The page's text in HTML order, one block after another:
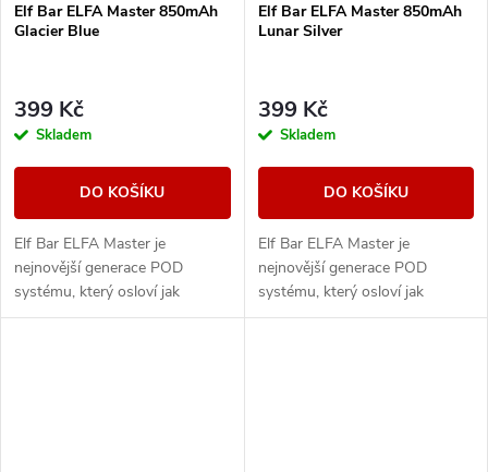
Elf Bar ELFA Master 850mAh
Glacier Blue
399 Kč
Skladem
DO KOŠÍKU
Elf Bar ELFA Master je
nejnovější generace POD
systému, který osloví jak
milovníky předplněných
Elf Bar ELFA Master 850mAh
Lunar Silver
399 Kč
Skladem
DO KOŠÍKU
Elf Bar ELFA Master je
nejnovější generace POD
systému, který osloví jak
milovníky předplněných